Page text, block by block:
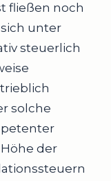
fließen noch
unter
steuerlich
solche
der